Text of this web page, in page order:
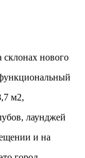
(EAI) в
из
5 364
11
учетом
нового
м2,
лаунджей
и на